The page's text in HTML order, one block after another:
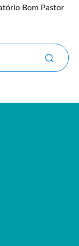
Bom Pastor